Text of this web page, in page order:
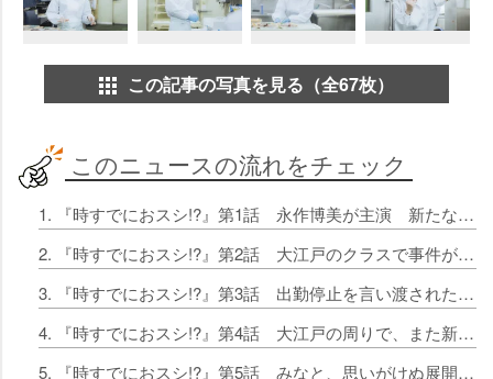
この記事の写真を見る（全67枚）
このニュースの流れをチェック
1. 『時すでにおスシ!?』第1話 永作博美が主演 新たな人生応援ドラマが開幕！
2. 『時すでにおスシ!?』第2話 大江戸のクラスで事件が起こってしまう!?
3. 『時すでにおスシ!?』第3話 出勤停止を言い渡された大江戸は…
4. 『時すでにおスシ!?』第4話 大江戸の周りで、また新たな怪しい動きが…
5. 『時すでにおスシ!?』第5話 みなと、思いがけぬ展開に巻き込まれていく…